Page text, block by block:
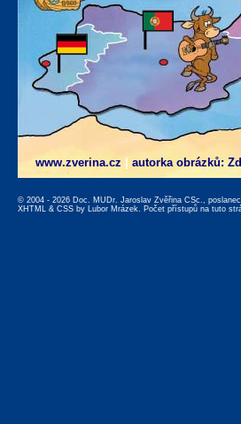
www.zverina.cz autorka obrázků:
© 2004 - 2026 Doc. MUDr. Jaroslav Zvěřina CSc.,
XHTML & CSS by Lubor Mrázek. Počet přístupů na tuto